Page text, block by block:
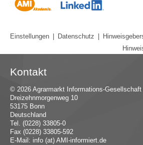
Einstellungen
Datenschutz
Kontakt
© 2026 Agrarmarkt Informations-Gesellschaft
Dreizehnmorgenweg 10
53175 Bonn
Deutschland
Tel. (0228) 33805-0
Fax (0228) 33805-592
E-Mail: info (at) AMI-informiert.de